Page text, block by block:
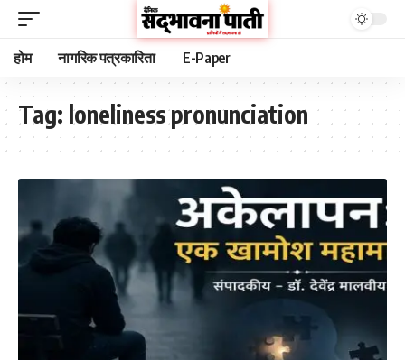
होम नागरिक पत्रकारिता E-Paper
Tag: loneliness pronunciation